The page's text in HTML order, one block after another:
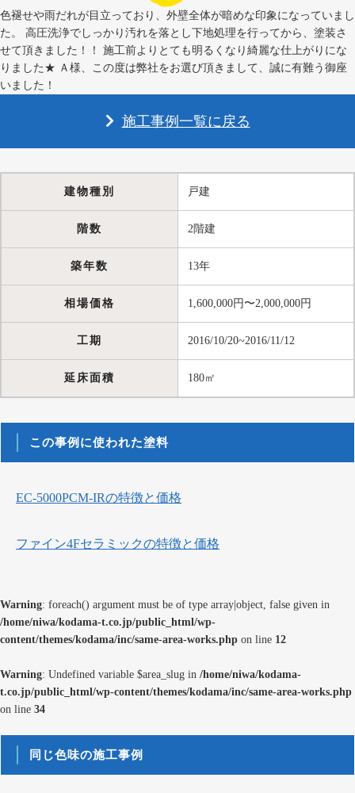
色褪せや雨だれが目立っており、外壁全体が暗めな印象になっていまし
た。 高圧洗浄でしっかり汚れを落とし下地処理を行ってから、塗装さ
せて頂きました！！ 施工前よりとても明るくなり綺麗な仕上がりにな
りました★ Ａ様、この度は弊社をお選び頂きまして、誠に有難う御座
いました！
施工事例一覧に戻る
建物種別 戸建
階数 2階建
築年数 13年
相場価格 1,600,000円〜2,000,000円
工期 2016/10/20~2016/11/12
延床面積 180㎡
この事例に使われた塗料
EC-5000PCM-IRの特徴と価格
ファイン4Fセラミックの特徴と価格
Warning: foreach() argument must be of type array|object, false given in
/home/niwa/kodama-t.co.jp/public_html/wp-
content/themes/kodama/inc/same-area-works.php on line 12
Warning: Undefined variable $area_slug in /home/niwa/kodama-
t.co.jp/public_html/wp-content/themes/kodama/inc/same-area-works.php
on line 34
同じ色味の施工事例